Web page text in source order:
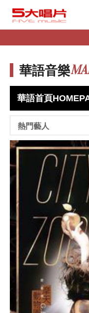
華語音樂
華語首頁
熱門藝人